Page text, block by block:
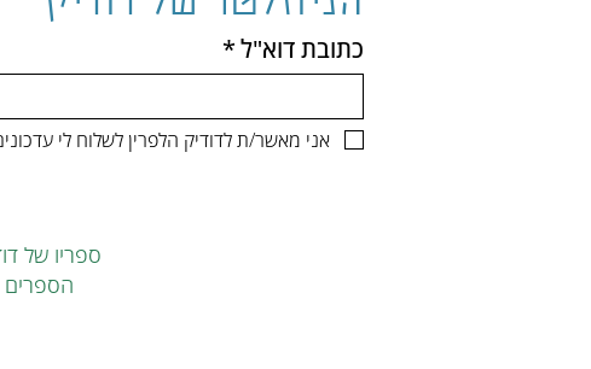
כתובת דוא"ל*
אני מאשר/ת לדודיק הלפרין לשלוח לי
ספריו של
הספרים